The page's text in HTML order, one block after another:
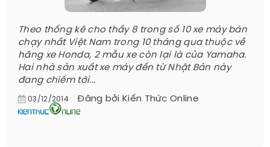
Theo thống kê cho thấy 8 trong số 10 xe máy bán
chạy nhất Việt Nam trong 10 tháng qua thuộc về
hãng xe Honda, 2 mẫu xe còn lại là của Yamaha.
Hai nhà sản xuất xe máy đến từ Nhật Bản này
đang chiếm tới...
03/12/2014 Đăng bởi Kiến Thức Online